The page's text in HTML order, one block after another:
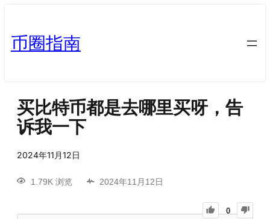
币圈指南
买比特币都是去哪里买呀，告
诉我一下
2024年11月12日
1.79K 浏览 2024年11月12日
0